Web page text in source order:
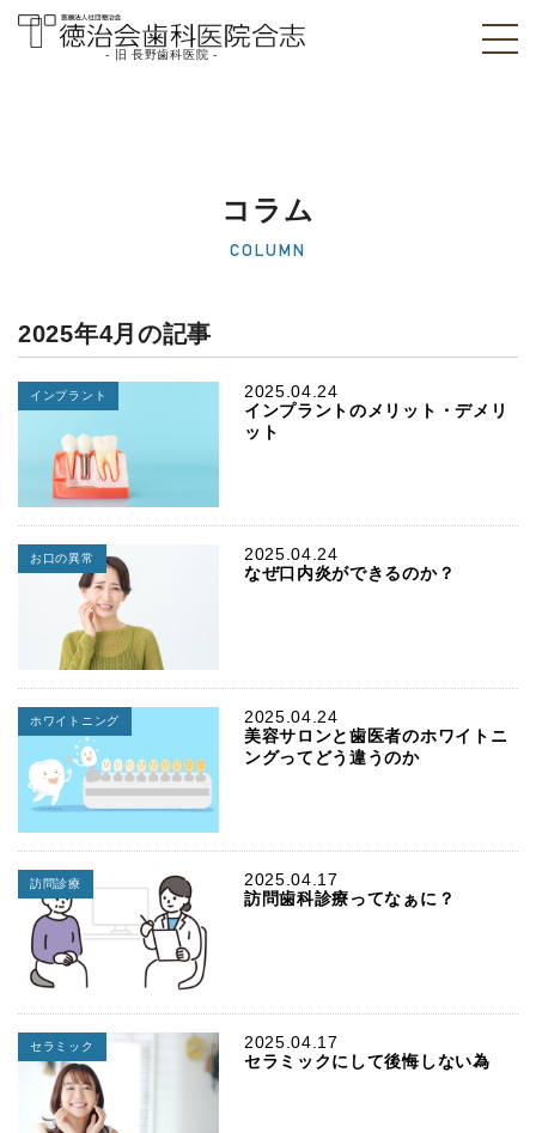
医院]｜熊本県合志
- 旧 長野歯科医院 -
コラム
COLUMN
2025年4月の記事
2025.04.24
インプラント
インプラントのメリット・デメリ
ット
2025.04.24
お口の異常
なぜ口内炎ができるのか？
2025.04.24
ホワイトニング
美容サロンと歯医者のホワイトニ
ングってどう違うのか
2025.04.17
訪問診療
訪問歯科診療ってなぁに？
2025.04.17
セラミック
セラミックにして後悔しない為